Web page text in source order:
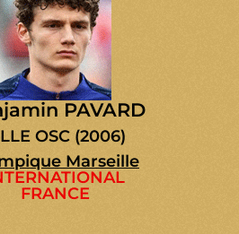
PAVARD
OSC (2006)
Marseille
FRANCE